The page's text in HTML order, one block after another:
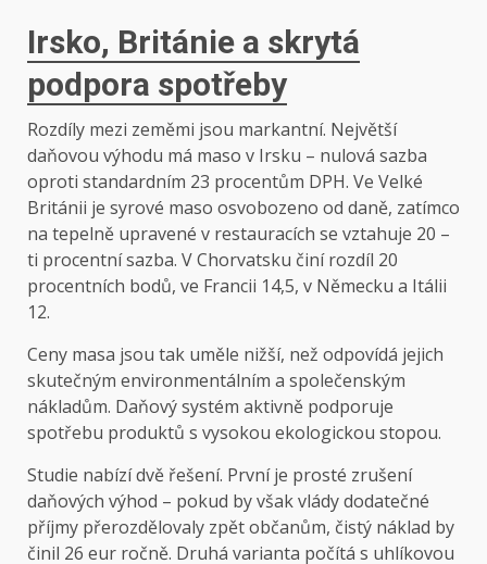
Irsko, Británie a skrytá
podpora spotřeby
Rozdíly mezi zeměmi jsou markantní. Největší
daňovou výhodu má maso v Irsku – nulová sazba
oproti standardním 23 procentům DPH. Ve Velké
Británii je syrové maso osvobozeno od daně, zatímco
na tepelně upravené v restauracích se vztahuje 20 –
ti procentní sazba. V Chorvatsku činí rozdíl 20
procentních bodů, ve Francii 14,5, v Německu a Itálii
12.
Ceny masa jsou tak uměle nižší, než odpovídá jejich
skutečným environmentálním a společenským
nákladům. Daňový systém aktivně podporuje
spotřebu produktů s vysokou ekologickou stopou.
Studie nabízí dvě řešení. První je prosté zrušení
daňových výhod – pokud by však vlády dodatečné
příjmy přerozdělovaly zpět občanům, čistý náklad by
činil 26 eur ročně. Druhá varianta počítá s uhlíkovou